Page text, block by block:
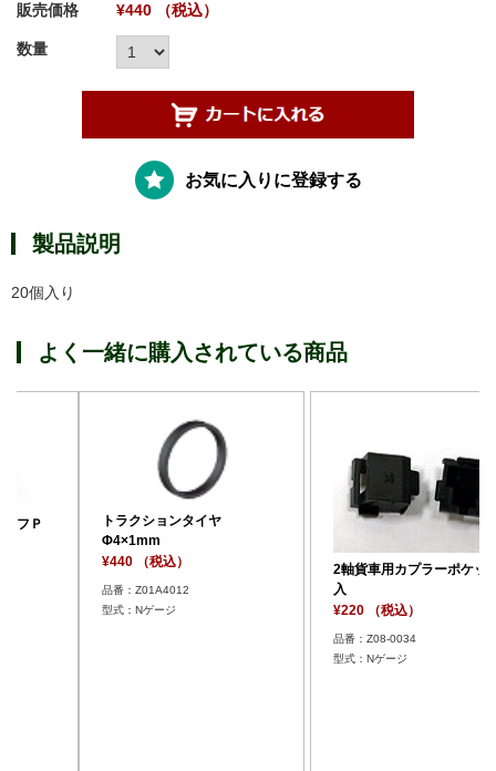
販売価格 ¥440 （税込）
数量
お気に入りに登録する
製品説明
20個入り
よく一緒に購入されている商品
トラクションタイヤ
¥440 （税込）
品番：Z01A4012
型式：Nゲージ
2軸貨車用カプラーポケット20
¥220 （税込）
品番：Z08-0034
型式：Nゲージ